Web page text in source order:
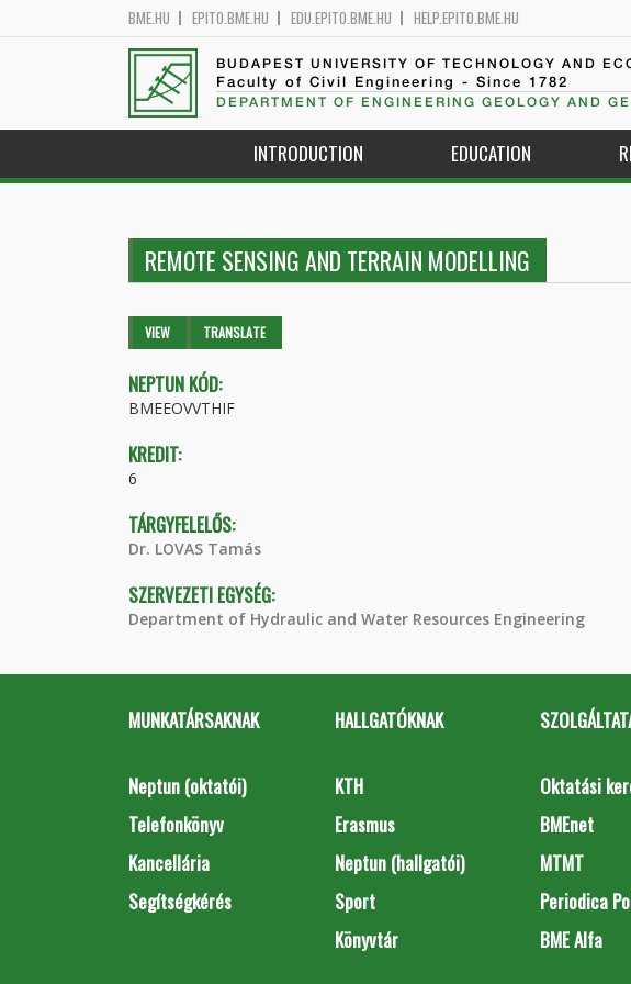
BME.HU EPITO.BME.HU EDU.EPITO.BME.HU HELP.EPITO.BME.HU
BUDAPEST UNIVERSITY OF TECHNOLOGY AND
Faculty of Civil Engineering - Since 1782
DEPARTMENT OF ENGINEERING GEOLOGY AND
INTRODUCTION EDUCATION
REMOTE SENSING AND TERRAIN MODELLING
Primary tabs
VIEW (ACTIVETRANSLATE
NEPTUN KÓD:
BMEEOVVTHIF
KREDIT:
6
TÁRGYFELELŐS:
Dr. LOVAS Tamás
SZERVEZETI EGYSÉG:
Department of Hydraulic and Water Resources Engineering
MUNKATÁRSAKNAK
Neptun (oktatói)
Telefonkönyv
Kancellária
Segítségkérés
HALLGATÓKNAK
KTH
Erasmus
Neptun (hallgatói)
Sport
Könyvtár
Oktatási
BMEnet
MTMT
Periodica
BME Alfa